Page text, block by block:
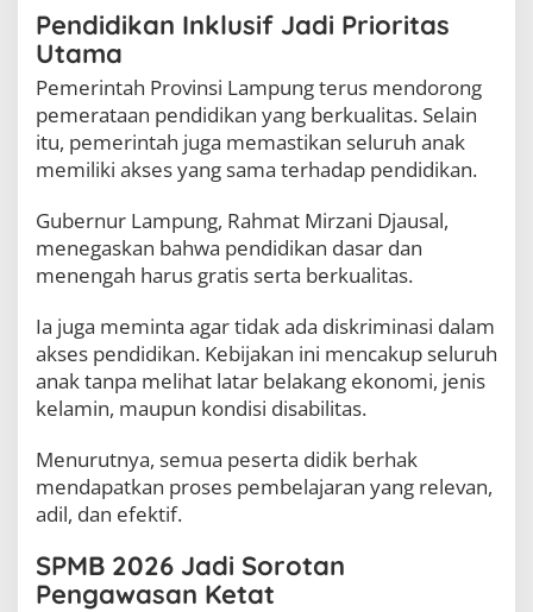
a
h
a
t
i
H
r
u
s
B
r
s
i
h
d
r
i
p
Pendidikan Inklusif Jadi Prioritas
Utama
Pemerintah Provinsi Lampung terus mendorong
pemerataan pendidikan yang berkualitas. Selain
itu, pemerintah juga memastikan seluruh anak
memiliki akses yang sama terhadap pendidikan.
Gubernur Lampung, Rahmat Mirzani Djausal,
menegaskan bahwa pendidikan dasar dan
menengah harus gratis serta berkualitas.
Ia juga meminta agar tidak ada diskriminasi dalam
akses pendidikan. Kebijakan ini mencakup seluruh
anak tanpa melihat latar belakang ekonomi, jenis
kelamin, maupun kondisi disabilitas.
Menurutnya, semua peserta didik berhak
mendapatkan proses pembelajaran yang relevan,
adil, dan efektif.
SPMB 2026 Jadi Sorotan
Pengawasan Ketat